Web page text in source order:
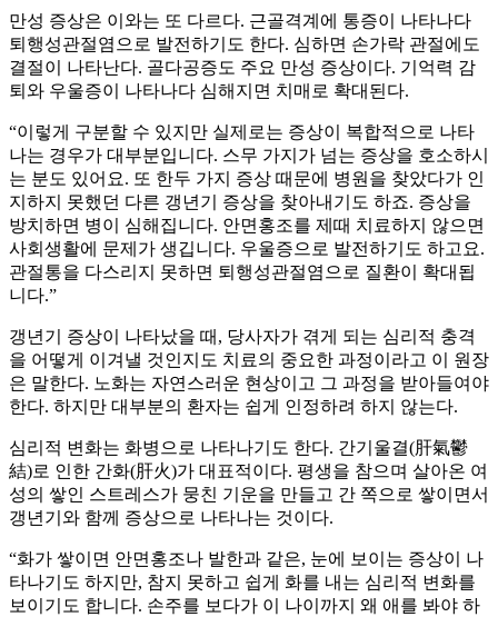
만성 증상은 이와는 또 다르다. 근골격계에 통증이 나타나다
퇴행성관절염으로 발전하기도 한다. 심하면 손가락 관절에도
결절이 나타난다. 골다공증도 주요 만성 증상이다. 기억력 감
퇴와 우울증이 나타나다 심해지면 치매로 확대된다.
“이렇게 구분할 수 있지만 실제로는 증상이 복합적으로 나타
나는 경우가 대부분입니다. 스무 가지가 넘는 증상을 호소하시
는 분도 있어요. 또 한두 가지 증상 때문에 병원을 찾았다가 인
지하지 못했던 다른 갱년기 증상을 찾아내기도 하죠. 증상을
방치하면 병이 심해집니다. 안면홍조를 제때 치료하지 않으면
사회생활에 문제가 생깁니다. 우울증으로 발전하기도 하고요.
관절통을 다스리지 못하면 퇴행성관절염으로 질환이 확대됩
니다.”
갱년기 증상이 나타났을 때, 당사자가 겪게 되는 심리적 충격
을 어떻게 이겨낼 것인지도 치료의 중요한 과정이라고 이 원장
은 말한다. 노화는 자연스러운 현상이고 그 과정을 받아들여야
한다. 하지만 대부분의 환자는 쉽게 인정하려 하지 않는다.
심리적 변화는 화병으로 나타나기도 한다. 간기울결(肝氣鬱
結)로 인한 간화(肝火)가 대표적이다. 평생을 참으며 살아온 여
성의 쌓인 스트레스가 뭉친 기운을 만들고 간 쪽으로 쌓이면서
갱년기와 함께 증상으로 나타나는 것이다.
“화가 쌓이면 안면홍조나 발한과 같은, 눈에 보이는 증상이 나
타나기도 하지만, 참지 못하고 쉽게 화를 내는 심리적 변화를
보이기도 합니다. 손주를 보다가 이 나이까지 왜 애를 봐야 하